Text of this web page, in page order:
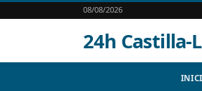
08/08/2026
24h Castilla-